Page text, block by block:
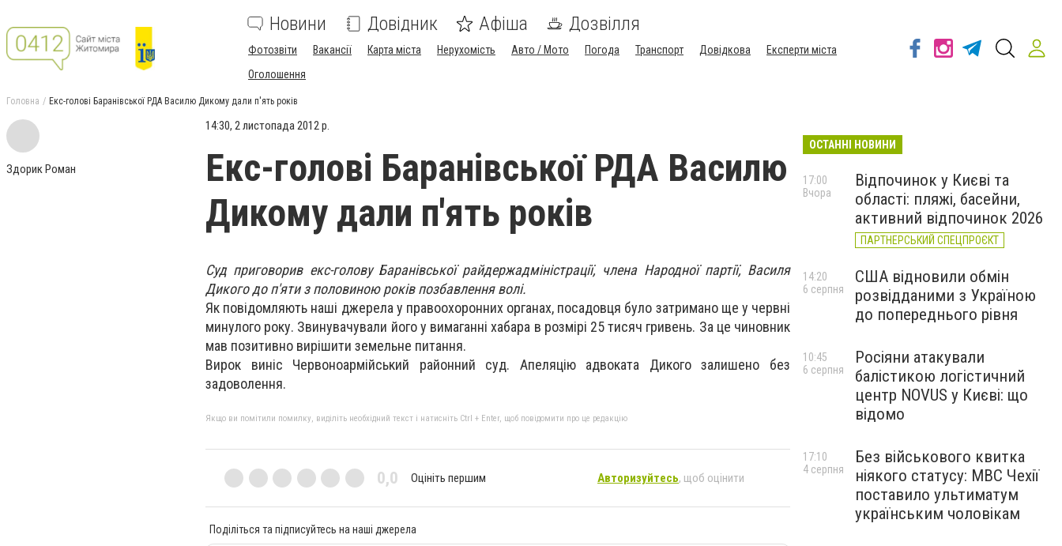
Новини Довідник Афіша Дозвілля
Фотозвіти Вакансії Карта міста Нерухомість Авто / Мото Погода Транспорт Довідкова
Експерти міста
Оголошення
Головна Екс-голові Баранівської РДА Василю Дикому дали п'ять років
Здорик Роман
14:30, 2 листопада 2012 р.
Екс-голові Баранівської РДА Василю
Дикому дали п'ять років
Суд приговорив екс-голову Баранівської райдержадміністрації, члена Народної партії, Василя
Дикого до п'яти з половиною років позбавлення волі.
Як повідомляють наші джерела у правоохоронних органах, посадовця було затримано ще у червні
минулого року. Звинувачували його у вимаганні хабара в розмірі 25 тисяч гривень. За це чиновник
мав позитивно вирішити земельне питання.
Вирок виніс Червоноармійський районний суд. Апеляцію адвоката Дикого залишено без
задоволення.
Якщо ви помітили помилку, виділіть необхідний текст і натисніть Ctrl + Enter, щоб повідомити про це редакцію
0,0 Оцініть першим Авторизуйтесь, щоб оцінити
Поділіться та підписуйтесь на наші джерела
ОСТАННІ НОВИНИ
Відпочинок у Києві та
області: пляжі, басейни,
активний відпочинок 2026
ПАРТНЕРСЬКИЙ СПЕЦПРОЄКТ
17:00
Вчора
США відновили обмін
розвідданими з Україною
до попереднього рівня
14:20
6 серпня
Росіяни атакували
балістикою логістичний
центр NOVUS у Києві: що
відомо
10:45
6 серпня
Без військового квитка
ніякого статусу: МВС Чехії
поставило ультиматум
українським чоловікам
17:10
4 серпня